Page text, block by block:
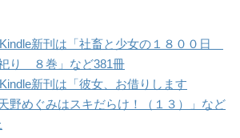
新刊は「社畜と少女の１８００日
り ８巻」など381冊
新刊は「彼女、お借りします
野めぐみはスキだらけ！（１３）」など